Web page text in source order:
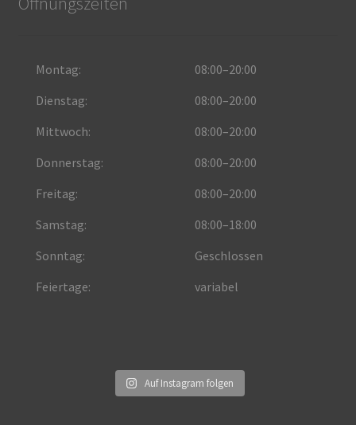
Montag:
08:00–20:00
Dienstag:
08:00–20:00
Mittwoch:
08:00–20:00
Donnerstag:
08:00–20:00
Freitag:
08:00–20:00
Samstag:
08:00–18:00
Sonntag:
Geschlossen
Feiertage:
variabel
Auf Instagram folgen